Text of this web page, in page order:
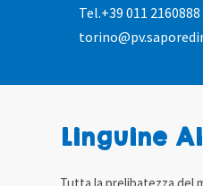
Tel.+39 011 2160888
Linguine